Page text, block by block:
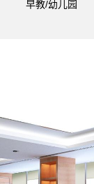
早教/幼儿园